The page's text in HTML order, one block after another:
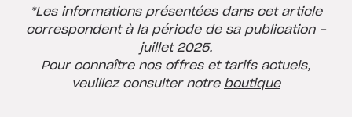
*Les informations présentées dans cet article
correspondent à la période de sa publication -
juillet 2025.
Pour connaître nos offres et tarifs actuels,
veuillez consulter notre boutique